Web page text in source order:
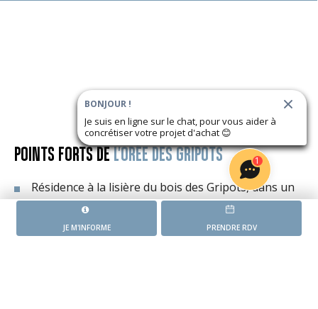
POINTS FORTS DEL'ORÉE DES GRIPOTS
Résidence à la lisière du bois des Gripots, dans un
environnement naturel privilégié
Gare de Vertou accessible à pied, reliant
JE M'INFORME PRENDRE RDV
1
BONJOUR !
Je suis en ligne sur le chat, pour vous aider à
concrétiser votre projet d'achat 😊